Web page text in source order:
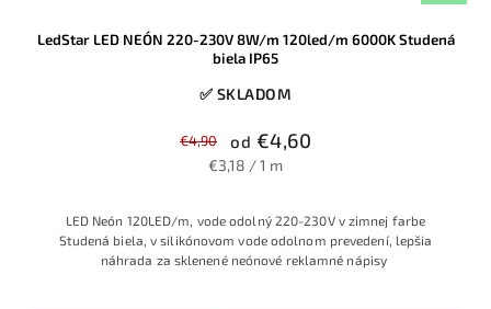
LedStar LED NEÓN 220-230V 8W/m 120led/m 6000K Studená
biela IP65
✅ SKLADOM
€4,90 od €4,60
€3,18 / 1 m
LED Neón 120LED/m, vode odolný 220-230V v zimnej farbe
Studená biela, v silikónovom vode odolnom prevedení, lepšia
náhrada za sklenené neónové reklamné nápisy